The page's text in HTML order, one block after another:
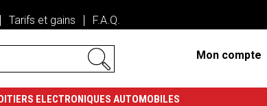
Tarifs et gains F.A.Q.
Mon compte
ELECTRONIQUES AUTOMOBILES